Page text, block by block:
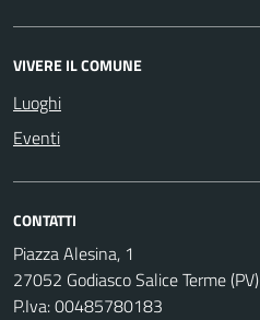
VIVERE IL COMUNE
Luoghi
Eventi
CONTATTI
Piazza Alesina, 1
27052 Godiasco Salice Terme (PV)
P.Iva: 00485780183